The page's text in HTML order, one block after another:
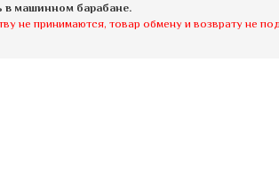
в машинном барабане.
не принимаются, товар обмену и возврату не